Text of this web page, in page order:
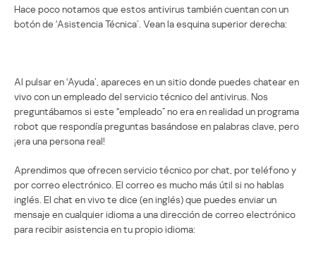
Hace poco notamos que estos antivirus también cuentan con un
botón de ‘Asistencia Técnica’. Vean la esquina superior derecha:
Al pulsar en ‘Ayuda’, apareces en un sitio donde puedes chatear en
vivo con un empleado del servicio técnico del antivirus. Nos
preguntábamos si este “empleado” no era en realidad un programa
robot que respondía preguntas basándose en palabras clave, pero
¡era una persona real!
Aprendimos que ofrecen servicio técnico por chat, por teléfono y
por correo electrónico. El correo es mucho más útil si no hablas
inglés. El chat en vivo te dice (en inglés) que puedes enviar un
mensaje en cualquier idioma a una dirección de correo electrónico
para recibir asistencia en tu propio idioma: